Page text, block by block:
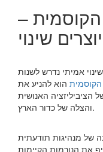
הקוסמית –
אמיתי נדרש לשנות
הקוסמית הוא להניע את
הציביליזציה האנושית
והצלה של כדור הארץ.
של מנהיגות תודעתית
את הנורמות הקיימות